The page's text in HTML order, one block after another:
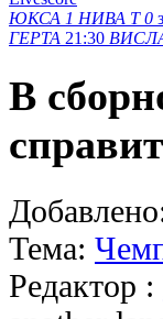
ЮКСА 1 НИВА Т 0
ГЕРТА 21:30
В
Тема:
Редактор :